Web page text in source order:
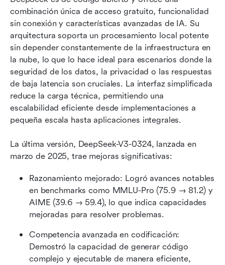
combinación única de acceso gratuito, funcionalidad
sin conexión y características avanzadas de IA. Su
arquitectura soporta un procesamiento local potente
sin depender constantemente de la infraestructura en
la nube, lo que lo hace ideal para escenarios donde la
seguridad de los datos, la privacidad o las respuestas
de baja latencia son cruciales. La interfaz simplificada
reduce la carga técnica, permitiendo una
escalabilidad eficiente desde implementaciones a
pequeña escala hasta aplicaciones integrales.
La última versión, DeepSeek-V3-0324, lanzada en
marzo de 2025, trae mejoras significativas:
Razonamiento mejorado: Logró avances notables
en benchmarks como MMLU-Pro (75.9 → 81.2) y
AIME (39.6 → 59.4), lo que indica capacidades
mejoradas para resolver problemas.
Competencia avanzada en codificación:
Demostró la capacidad de generar código
complejo y ejecutable de manera eficiente,